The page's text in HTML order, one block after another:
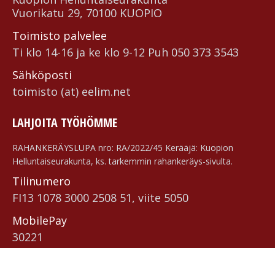
Vuorikatu 29, 70100 KUOPIO
Toimisto palvelee
Ti klo 14-16 ja ke klo 9-12 Puh 050 373 3543
Sähköposti
toimisto (at) eelim.net
LAHJOITA TYÖHÖMME
RAHANKERÄYSLUPA nro: RA/2022/45 Kerääjä: Kuopion
Helluntaiseurakunta, ks. tarkemmin rahankeräys-sivulta.
Tilinumero
FI13 1078 3000 2508 51, viite 5050
MobilePay
30221